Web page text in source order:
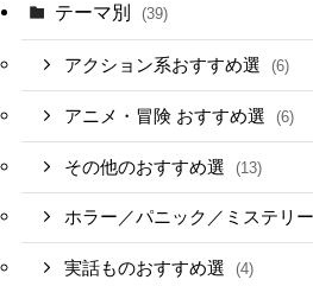
テーマ別 (39)
アクション系おすすめ選 (6)
アニメ・冒険 おすすめ選 (6)
その他のおすすめ選 (13)
ホラー／パニック／ミステリ
実話ものおすすめ選 (4)